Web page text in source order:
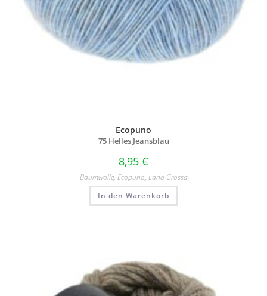
Ecopuno
75 Helles Jeansblau
8,95 €
Baumwolle, Ecopuno, Lana Grossa
In den Warenkorb